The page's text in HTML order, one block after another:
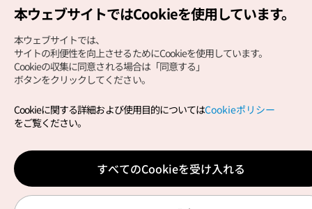
Copyright (c) Korea Tourism Organization All Rights
サイトエラー報告公式メール
japanese@knto.or.kr
本ウェブサイトではCookieを使用しています。
本ウェブサイトでは、
サイトの利便性を向上させるためにCookieを使用しています。
Cookieの収集に同意される場合は「同意する」
ボタンをクリックしてください。
Cookieに関する詳細および使用目的についてはCookieポリシー
をご覧ください。
すべてのCookieを受け入れる